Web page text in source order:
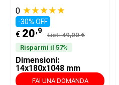
0 ★★★★★
-30% OFF
€ 20,9 List: 49,00 €
Risparmi il 57%
Dimensioni:
14x180x1048 mm
FAI UNA DOMANDA